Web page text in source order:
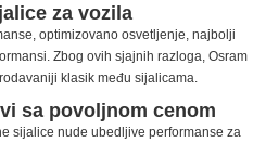
za vozila
optimizovano osvetljenje, najbolji
Zbog ovih sjajnih razloga, Osram
klasik među sijalicama.
sa povoljnom cenom
sijalice nude ubedljive performanse za